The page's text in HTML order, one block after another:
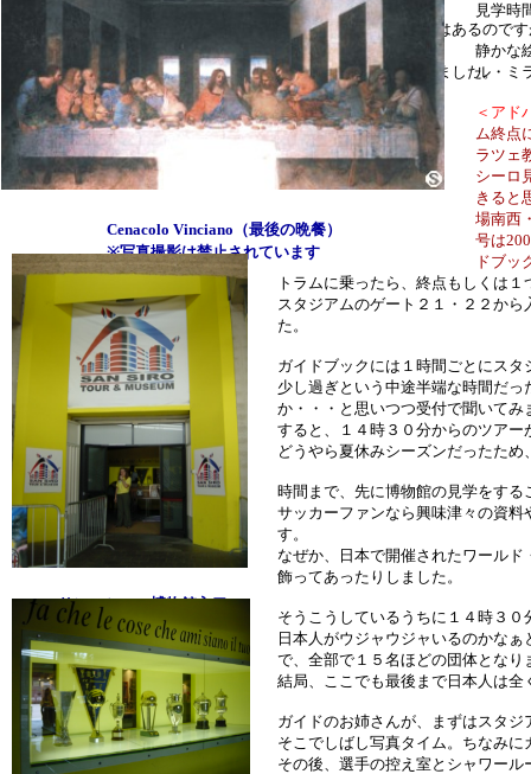
大きな体育館のようながら～んとした建物の壁一面に、その絵はあるので
れているかのようです。
ダ・ヴィンチの息遣いが聞こえてくるかのような錯覚さえ感じました。
サン・シーロ博物館入口
Cenacolo Vinciano（最後の晩餐）
※写真撮影は禁止されています
見学時
静かな
ル・ミ
＜アド
ム終点
ラツェ
シーロ
きると
場南西
号は
ドブッ
トラムに乗ったら、終点もしくは
スタジアムのゲート２１・２２か
た。
ガイドブックには１時間ごとにス
少し過ぎという中途半端な時間だ
か・・・と思いつつ受付で聞いてみ
すると、１４時３０分からのツアー
どうやら夏休みシーズンだったた
時間まで、先に博物館の見学をする
サッカーファンなら興味津々の資
す。
なぜか、日本で開催されたワール
飾ってあったりしました。
そうこうしているうちに１４時３０
日本人がウジャウジャいるのかな
で、全部で１５名ほどの団体となり
結局、ここでも最後まで日本人は全
ガイドのお姉さんが、まずはスタ
そこでしばし写真タイム。ちなみ
その後、選手の控え室とシャワール